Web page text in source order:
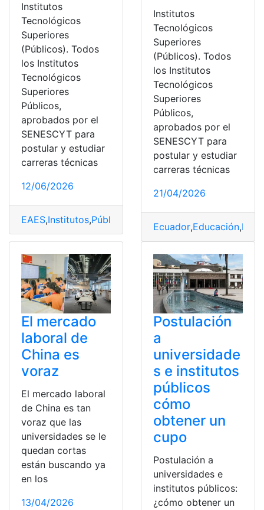
Institutos
Tecnológicos
Superiores
(Públicos). Todos
los Institutos
Tecnológicos
Superiores
Públicos,
aprobados por el
SENESCYT para
postular y estudiar
carreras técnicas
12/06/2026
EAES,Institutos,Públicos Tecnológicos
Institutos
Tecnológicos
Superiores
(Públicos). Todos
los Institutos
Tecnológicos
Superiores
Públicos,
aprobados por el
SENESCYT para
postular y estudiar
carreras técnicas
21/04/2026
Ecuador,Educación,
El mercado
laboral de
China es
voraz
El mercado laboral
de China es tan
voraz que las
universidades se le
quedan cortas
están buscando ya
en los
13/04/2026
Postulación
a
universidade
s e institutos
públicos
cómo
obtener un
cupo
Postulación a
universidades e
institutos públicos:
¿cómo obtener un